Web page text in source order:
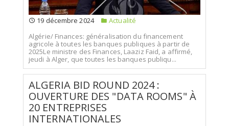
19 décembre 2024
Actualité
Algérie/ Finances: généralisation du financement
agricole à toutes les banques publiques à partir de
2025Le ministre des Finances, Laaziz Faid, a affirmé,
jeudi à Alger, que toutes les banques publiqu...
ALGERIA BID ROUND 2024 :
OUVERTURE DES "DATA ROOMS" À
20 ENTREPRISES
INTERNATIONALES